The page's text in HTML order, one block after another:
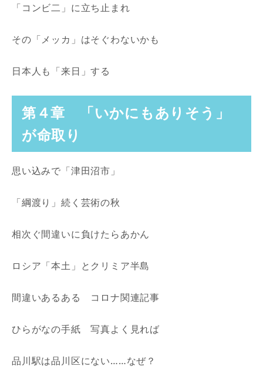
「コンビ二」に立ち止まれ
その「メッカ」はそぐわないかも
日本人も「来日」する
第４章 「いかにもありそう」
が命取り
思い込みで「津田沼市」
「綱渡り」続く芸術の秋
相次ぐ間違いに負けたらあかん
ロシア「本土」とクリミア半島
間違いあるある コロナ関連記事
ひらがなの手紙 写真よく見れば
品川駅は品川区にない……なぜ？